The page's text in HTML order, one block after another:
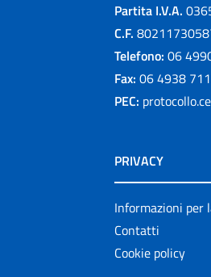
Partita I.V.A.
C.F.
Telefono: 06
Fax: 06 4938
PEC:
PRIVACY
Informazioni per
Contatti
Cookie policy